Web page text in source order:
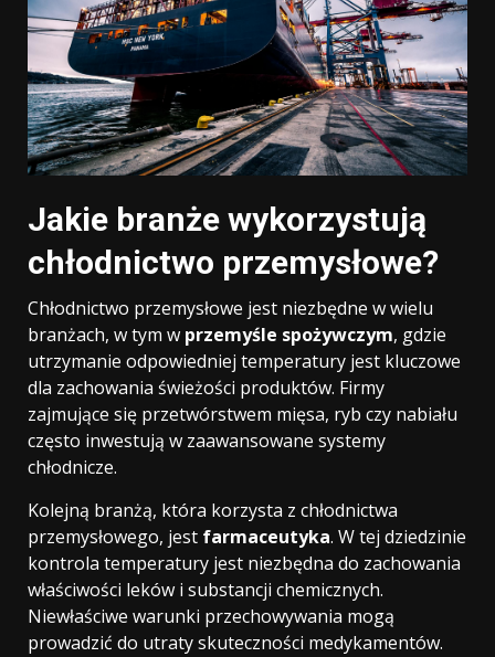
Jakie branże wykorzystują
chłodnictwo przemysłowe?
Chłodnictwo przemysłowe jest niezbędne w wielu
branżach, w tym w przemyśle spożywczym, gdzie
utrzymanie odpowiedniej temperatury jest kluczowe
dla zachowania świeżości produktów. Firmy
zajmujące się przetwórstwem mięsa, ryb czy nabiału
często inwestują w zaawansowane systemy
chłodnicze.
Kolejną branżą, która korzysta z chłodnictwa
przemysłowego, jest farmaceutyka. W tej dziedzinie
kontrola temperatury jest niezbędna do zachowania
właściwości leków i substancji chemicznych.
Niewłaściwe warunki przechowywania mogą
prowadzić do utraty skuteczności medykamentów.